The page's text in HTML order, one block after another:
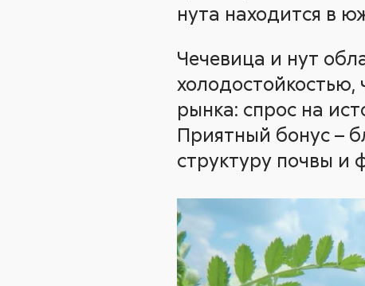
нута находится в
Чечевица и нут
холодостойкостью,
рынка: спрос на
Приятный бонус –
структуру почвы и